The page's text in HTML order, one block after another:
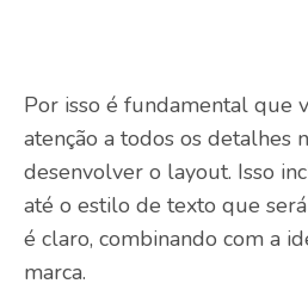
Por isso é fundamental que
atenção a todos os detalhes
desenvolver o layout. Isso
até o estilo de texto que
é claro, combinando com a
marca.